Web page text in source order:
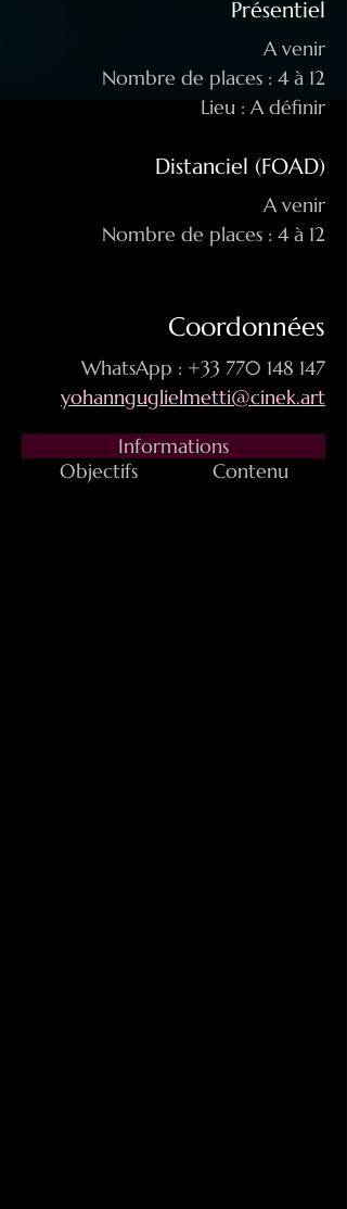
Présentiel
A venir
Nombre de places : 4 à 12
Lieu : A définir
Distanciel (FOAD)
A venir
Nombre de places : 4 à 12
Coordonnées
WhatsApp : +33 770 148 147
yohannguglielmetti@cinek.art
Informations
Objectifs
Contenu